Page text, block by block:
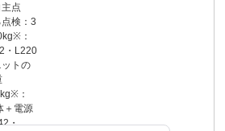
点
検：3
：
・L220
トの
：
＋電源
・